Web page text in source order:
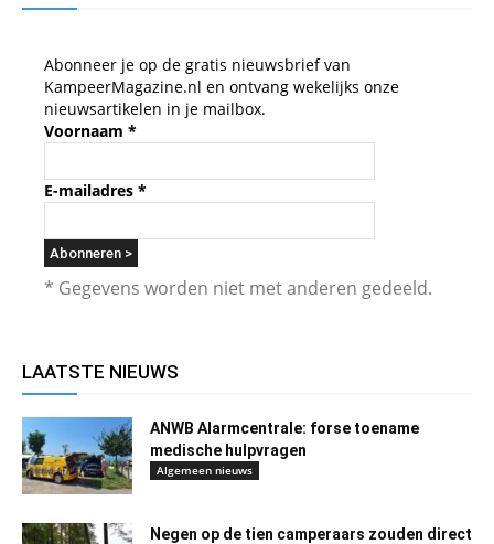
Abonneer je op de gratis nieuwsbrief van
KampeerMagazine.nl en ontvang wekelijks onze
nieuwsartikelen in je mailbox.
Voornaam *
E-mailadres *
* Gegevens worden niet met anderen gedeeld.
LAATSTE NIEUWS
ANWB Alarmcentrale: forse toename
medische hulpvragen
Algemeen nieuws
Negen op de tien camperaars zouden direct